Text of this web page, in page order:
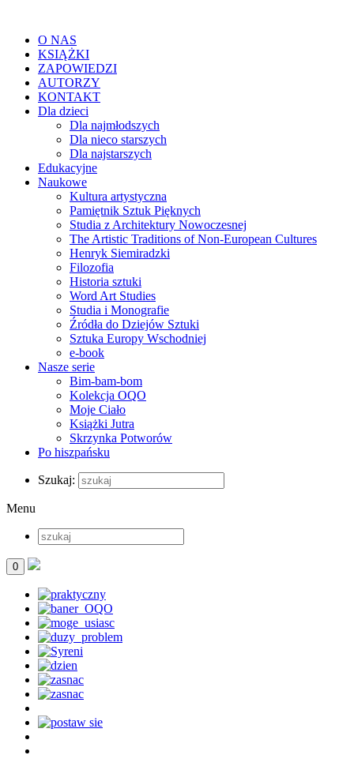
O NAS
KSIĄŻKI
ZAPOWIEDZI
AUTORZY
KONTAKT
Dla dzieci
Dla najmłodszych
Dla nieco starszych
Dla najstarszych
Edukacyjne
Naukowe
Kultura artystyczna
Pamiętnik Sztuk Pięknych
Studia z Architektury Nowoczesnej
The Artistic Traditions of Non-European Cultures
Henryk Siemiradzki
Filozofia
Historia sztuki
Word Art Studies
Studia i Monografie
Źródła do Dziejów Sztuki
Sztuka Europy Wschodniej
e-book
Nasze serie
Bim-bam-bom
Kolekcja OQO
Moje Ciało
Książki Jutra
Skrzynka Potworów
Po hiszpańsku
Szukaj:
Menu